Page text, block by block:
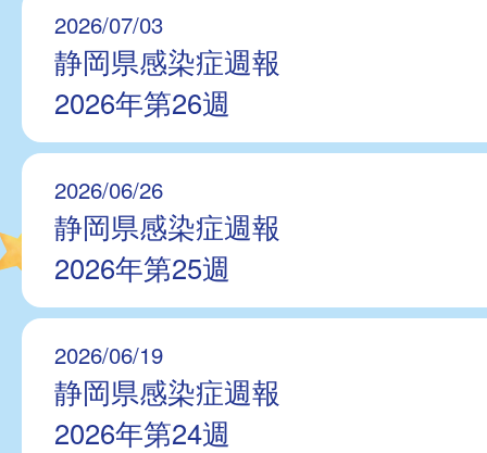
2026/07/03
静岡県感染症週報
2026年第26週
2026/06/26
静岡県感染症週報
2026年第25週
2026/06/19
静岡県感染症週報
2026年第24週